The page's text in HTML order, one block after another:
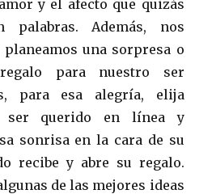
y el afecto que quizás
palabras. Además, nos
planeamos una sorpresa o
para nuestro ser
para esa alegría, elija
ser querido en línea y
sonrisa en la cara de su
recibe y abre su regalo.
de las mejores ideas